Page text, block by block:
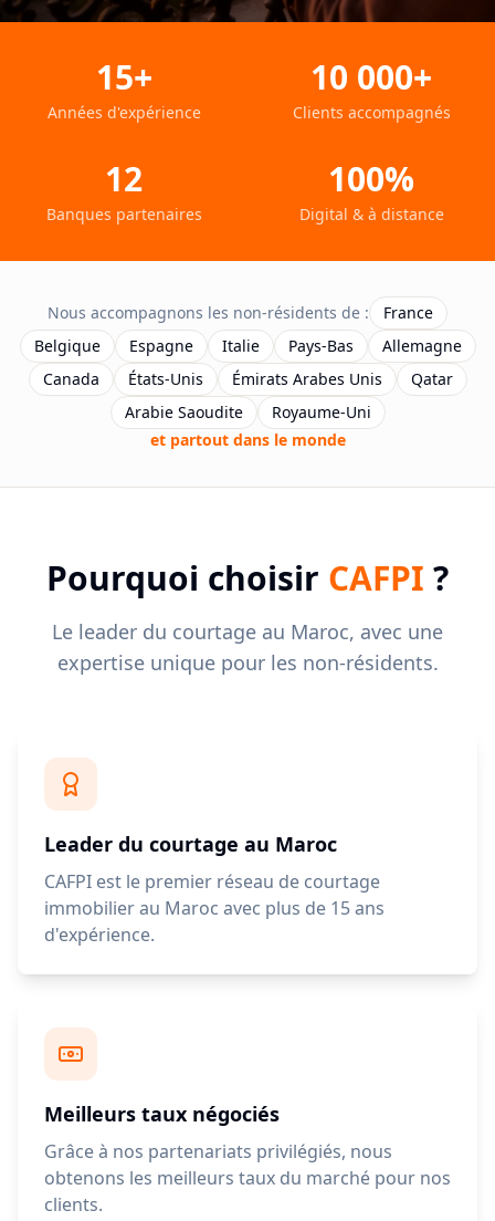
15+
Années d'expérience
10 000+
Clients accompagnés
12
Banques partenaires
100%
Digital & à distance
Nous accompagnons les non-résidents de :
France
Belgique
Espagne Italie Pays-Bas
Allemagne
Canada
États-Unis Émirats Arabes Unis
Qatar
Arabie Saoudite
Royaume-Uni
et partout dans le monde
Pourquoi choisir CAFPI ?
Le leader du courtage au Maroc, avec une
expertise unique pour les non-résidents.
Leader du courtage au Maroc
CAFPI est le premier réseau de courtage
immobilier au Maroc avec plus de 15 ans
d'expérience.
Meilleurs taux négociés
Grâce à nos partenariats privilégiés, nous
obtenons les meilleurs taux du marché pour nos
clients.